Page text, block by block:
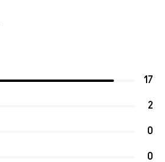
17
2
0
0